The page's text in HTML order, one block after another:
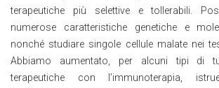
terapeutiche più selettive e tollerabili.
numerose caratteristiche genetiche e
nonché studiare singole cellule malate nei
Abbiamo aumentato, per alcuni tipi di
terapeutiche con l’immunoterapia,